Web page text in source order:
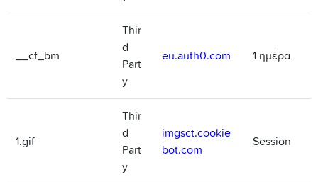
__cf_bm
Thir
d
Part
y
eu.auth0.com 1 ημέρα
1.gif
Thir
d
Part
y
imgsct.cookie
bot.com
Session